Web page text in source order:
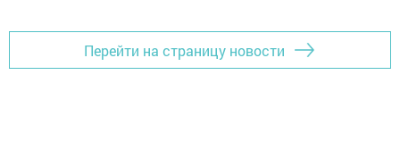
Перейти на страницу новости